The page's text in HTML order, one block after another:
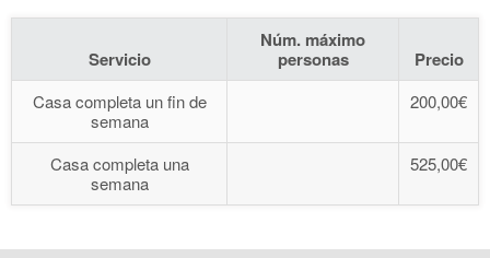
Servicio
Núm. máximo
personas
Precio
Casa completa un fin de
semana
200,00€
Casa completa una
semana
525,00€